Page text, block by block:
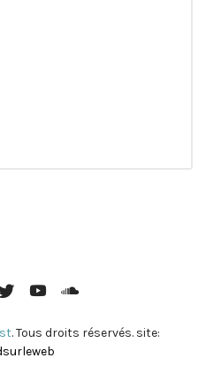
Twitter Youtube
. Tous droits réservés. site: